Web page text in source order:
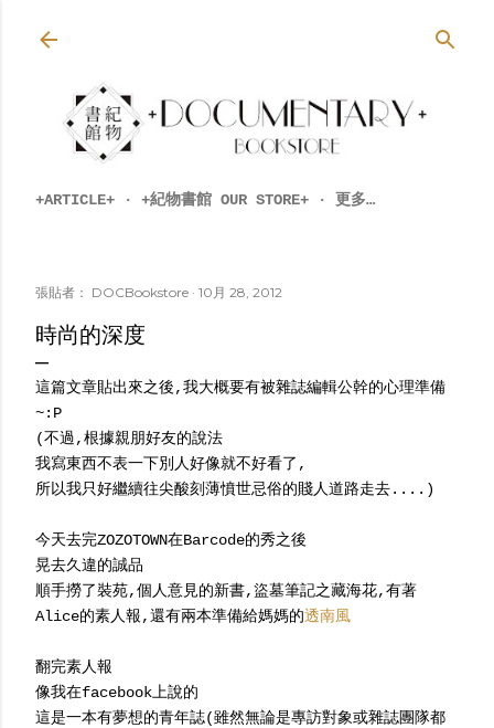
+ARTICLE+ +紀物書館 OUR STORE+ 更多…
張貼者： DOCBookstore 10月 28, 2012
時尚的深度
這篇文章貼出來之後,我大概要有被雜誌編輯公幹的心理準備
~:P
(不過,根據親朋好友的說法
我寫東西不表一下別人好像就不好看了,
所以我只好繼續往尖酸刻薄憤世忌俗的賤人道路走去....)
今天去完ZOZOTOWN在Barcode的秀之後
晃去久違的誠品
順手撈了裝苑,個人意見的新書,盜墓筆記之藏海花,有著
Alice的素人報,還有兩本準備給媽媽的透南風
翻完素人報
像我在facebook上說的
這是一本有夢想的青年誌(雖然無論是專訪對象或雜誌團隊都